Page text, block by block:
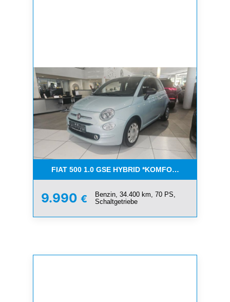
FIAT 500 1.0 GSE HYBRID *KOMFORT PAKET*CAR-
9.990 €
Benzin, 34.400 km, 70 PS,
Schaltgetriebe